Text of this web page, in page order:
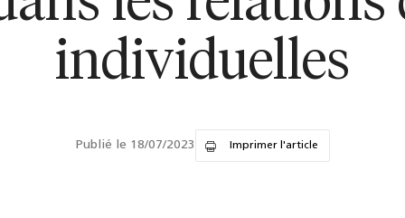
individuelles
Publié le 18/07/2023 Imprimer l'article